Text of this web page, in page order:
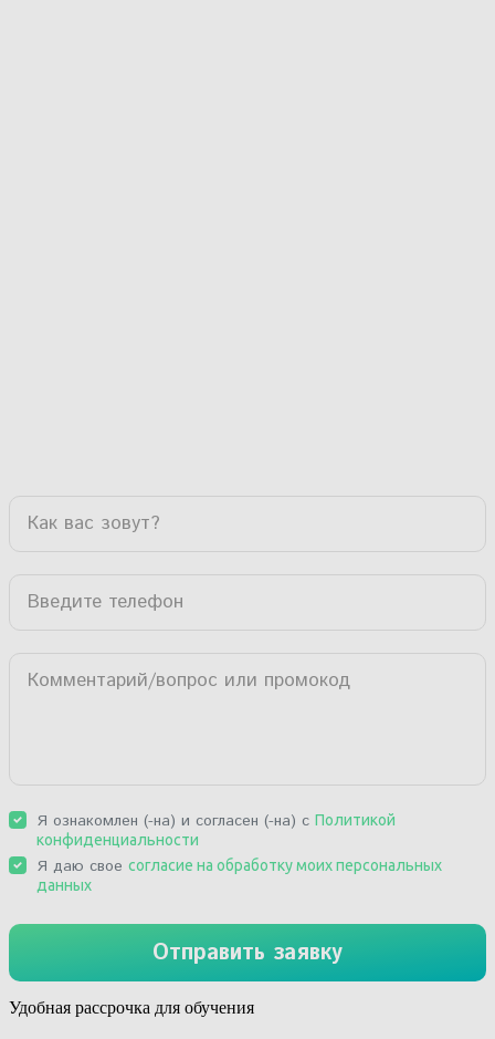
Удобная рассрочка для обучения